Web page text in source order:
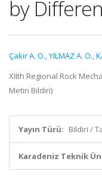
by
Çakır A. O.,YILMAZ A. O.,
XIIth Regional Rock
Metin Bildiri)
Yayın Türü: Bildiri /
Karadeniz Teknik